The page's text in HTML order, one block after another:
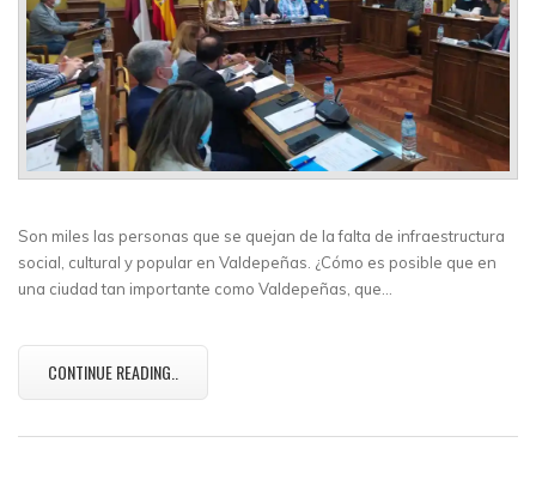
Son miles las personas que se quejan de la falta de infraestructura
social, cultural y popular en Valdepeñas. ¿Cómo es posible que en
una ciudad tan importante como Valdepeñas, que…
CONTINUE READING..